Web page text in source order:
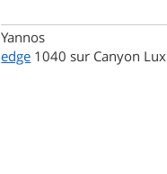
Yannos
edge 1040 sur Canyon